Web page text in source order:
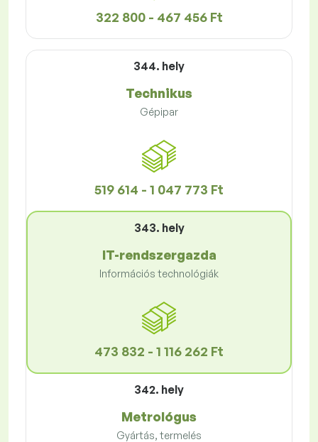
322 800 - 467 456 Ft
344. hely
Technikus
Gépipar
519 614 - 1 047 773 Ft
343. hely
IT-rendszergazda
Információs technológiák
473 832 - 1 116 262 Ft
342. hely
Metrológus
Gyártás, termelés